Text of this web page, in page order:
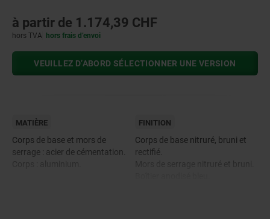
à partir de 1.174,39 CHF
hors TVA hors frais d’envoi
VEUILLEZ D’ABORD SÉLECTIONNER UNE VERSION
MATIÈRE
Corps de base et mors de
serrage : acier de cémentation.
FINITION
Corps de base nitruré, bruni et
rectifié.